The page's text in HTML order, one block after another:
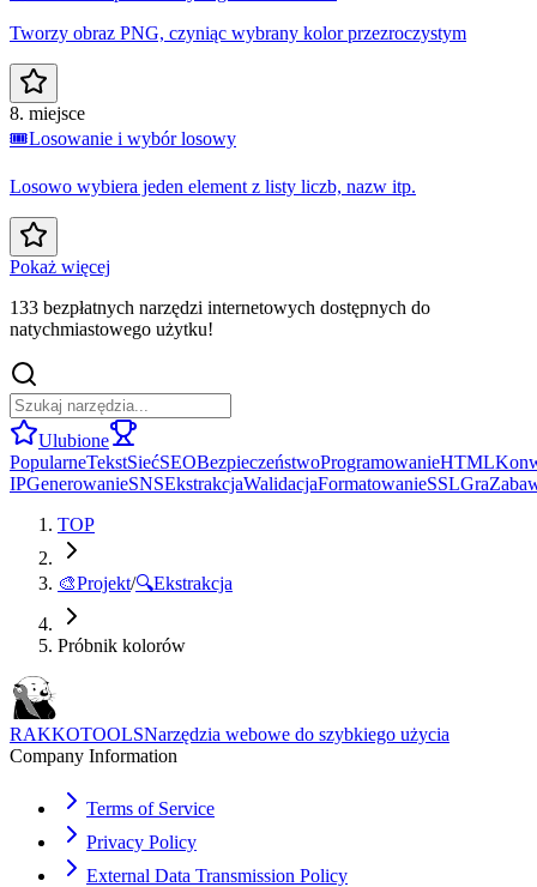
Tworzy obraz PNG, czyniąc wybrany kolor przezroczystym
8. miejsce
🎟️Losowanie i wybór losowy
Losowo wybiera jeden element z listy liczb, nazw itp.
Pokaż więcej
133 bezpłatnych narzędzi internetowych dostępnych do
natychmiastowego użytku!
Ulubione
PopularneTekstSiećSEOBezpieczeństwoProgramowanieHTML
IPGenerowanieSNSEkstrakcjaWalidacjaFormatowanieSSLGra
TOP
🎨Projekt/🔍Ekstrakcja
Próbnik kolorów
RAKKOTOOLSNarzędzia webowe do szybkiego użycia
Company Information
Terms of Service
Privacy Policy
External Data Transmission Policy